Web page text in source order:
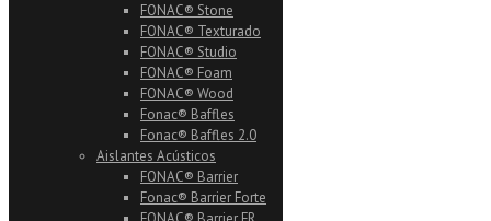
FONAC® Stone
FONAC® Texturado
FONAC® Studio
FONAC® Foam
FONAC® Wood
Fonac® Baffles
Fonac® Baffles 2.0
Aislantes Acústicos
FONAC® Barrier
Fonac® Barrier Forte